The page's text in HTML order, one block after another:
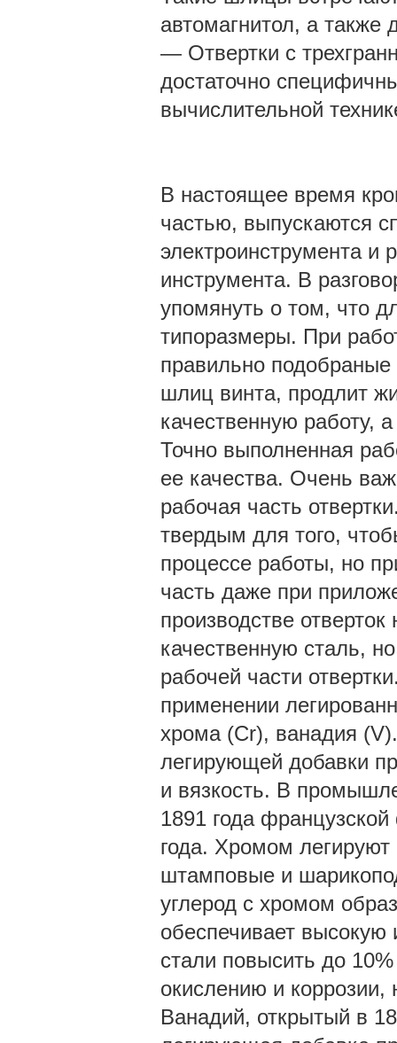
автомагнитол, а также
— Отвертки с
достаточно
вычислительной
В настоящее время
частью, выпускаются
электроинструмента и
инструмента. В
упомянуть о том, что
типоразмеры. При
правильно
шлиц винта, продлит
качественную работу,
Точно выполненная
ее качества. Очень
рабочая часть
твердым для того,
процессе работы, но
часть даже при
производстве
качественную сталь,
рабочей части
применении
хрома (Cr), ванадия
легирующей добавки
и вязкость. В
1891 года
года. Хромом
штамповые и
углерод с хромом
обеспечивает высокую
стали повысить до
окислению и коррозии,
Ванадий, открытый в